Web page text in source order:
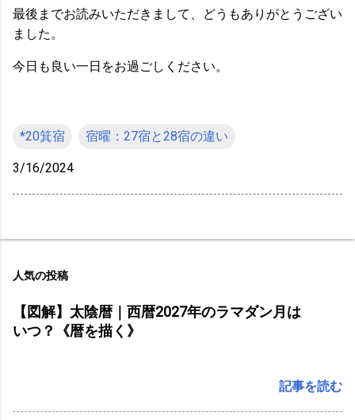
最後までお読みいただきまして、どうもありがとうござい
ました。
今日も良い一日をお過ごしください。
*20箕宿 宿曜：27宿と28宿の違い
3/16/2024
人気の投稿
【図解】太陰暦｜西暦2027年のラマダン月は
いつ？《暦を描く》
記事を読む